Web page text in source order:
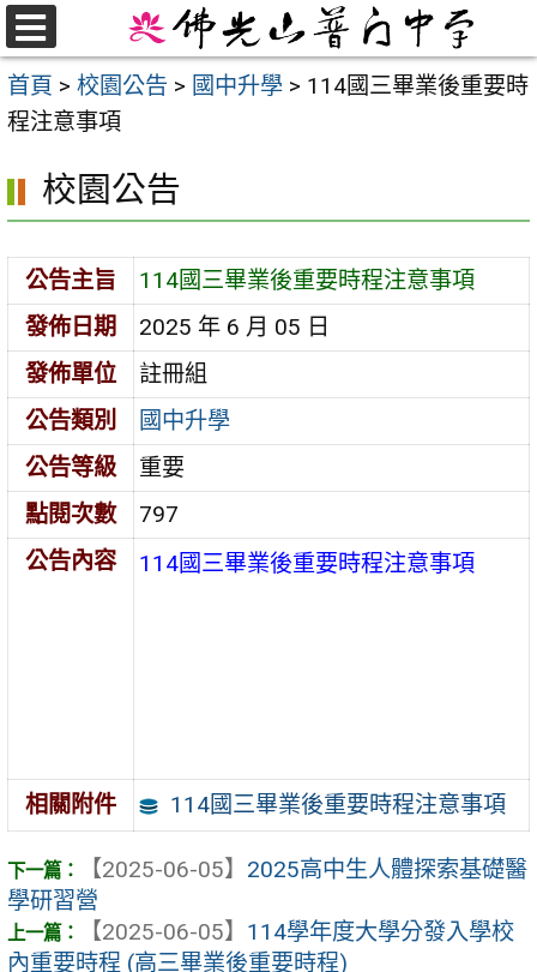
跳
至
主
要
首頁 > 校園公告 > 國中升學 > 114國三畢業後重要時
程注意事項
校園公告
公告主旨
114國三畢業後重要時程注意事項
發佈日期
2025 年 6 月 05 日
發佈單位
註冊組
公告類別
國中升學
公告等級
重要
點閱次數
797
公告內容
114國三畢業後重要時程注意事項
相關附件 114國三畢業後重要時程注意事項
【2025-06-05】 2025高中生人體探索基礎醫
學研習營
【2025-06-05】 114學年度大學分發入學校
內重要時程 (高三畢業後重要時程)
選
單